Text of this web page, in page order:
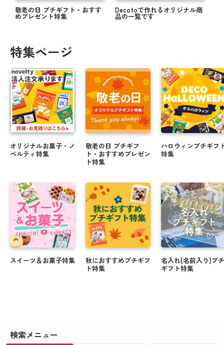
敬老の日 プチギフト・おすす
めプレゼント特集
Decotoで作れるオリジナル商
品の一覧です
特集ページ
オリジナルお菓子・ノ
ベルティ特集
スイーツ＆お菓子特集
敬老の日 プチギフ
ト・おすすめプレゼン
ト特集
秋におすすめプチギフ
ト特集
ハロウィンプチギフ
特集
名入れ(名前入り)プチ
ギフト特集
検索メニュー